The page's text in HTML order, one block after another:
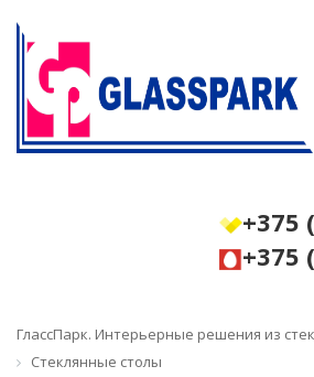
+375
+375
ГлассПарк. Интерьерные решения из
Стеклянные столы